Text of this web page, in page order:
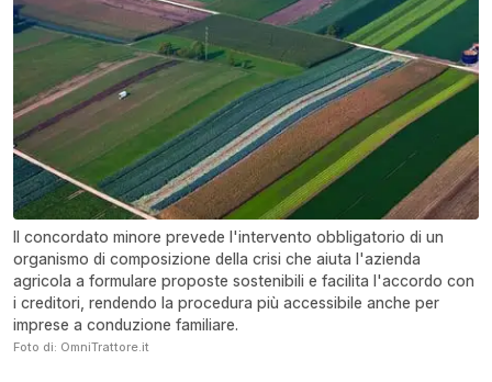
Il concordato minore prevede l'intervento obbligatorio di un
organismo di composizione della crisi che aiuta l'azienda
agricola a formulare proposte sostenibili e facilita l'accordo con
i creditori, rendendo la procedura più accessibile anche per
imprese a conduzione familiare.
Foto di: OmniTrattore.it